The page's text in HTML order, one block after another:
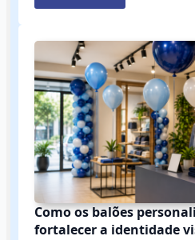
Como os balões
fortalecer a identidade